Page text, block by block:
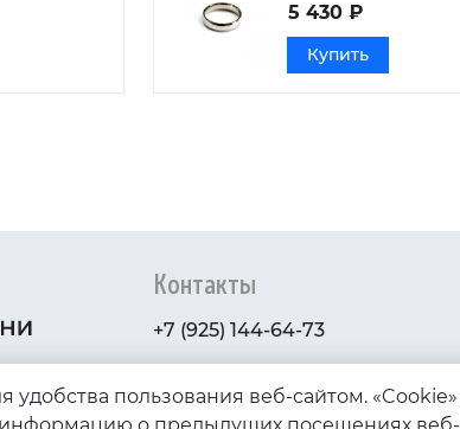
5 430 ₽
Купить
Контакты
+7 (925) 144-64-73
удобства пользования веб-сайтом.